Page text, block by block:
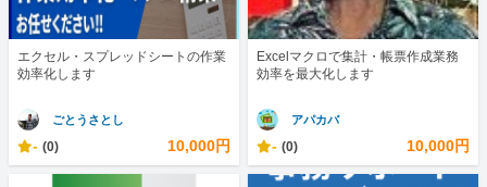
エクセル・スプレッドシートの作業
効率化します
ごとうさとし
- (0) 10,000円
Excelマクロで集計・帳票作成業務
効率を最大化します
アパカバ
- (0) 10,000円